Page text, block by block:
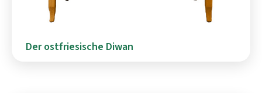
Der ostfriesische Diwan